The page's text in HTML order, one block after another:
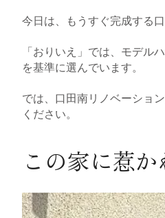
今日は、もうすぐ完成する
「おりいえ」では、モデル
を基準に選んでいます。
では、口田南リノベーショ
ください。
この家に惹